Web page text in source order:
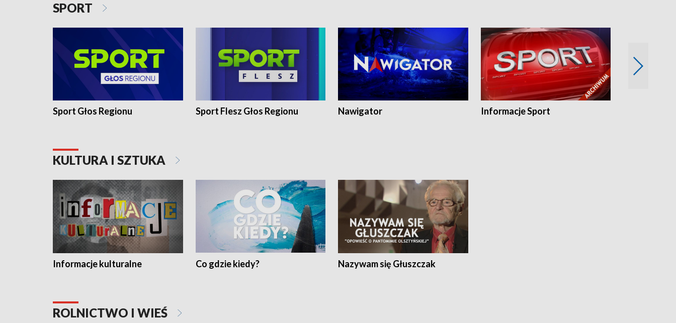
SPORT
Sport Głos Regionu Sport Flesz Głos Regionu Nawigator Informacje Sport
KULTURA I SZTUKA
Informacje kulturalne Co gdzie kiedy? Nazywam się Głuszczak
ROLNICTWO I WIEŚ